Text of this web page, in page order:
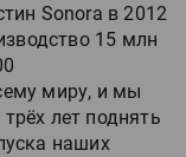
Sonora в 2012
15 млн
миру, и мы
лет поднять
наших